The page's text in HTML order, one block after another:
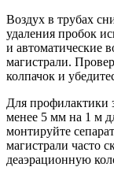
Воздух в трубах
удаления пробок
и автоматические
магистрали.
колпачок и
Для профилактики
менее 5 мм на 1 м
монтируйте
магистрали часто
деаэрационную